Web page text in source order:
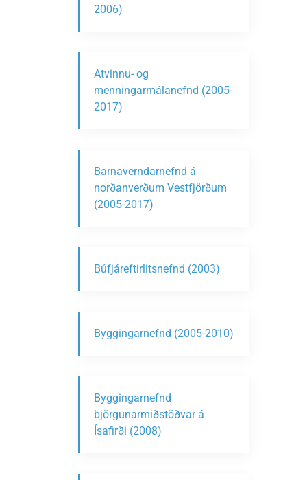
2006)
Atvinnu- og
menningarmálanefnd (2005-
2017)
Barnaverndarnefnd á
norðanverðum Vestfjörðum
(2005-2017)
Búfjáreftirlitsnefnd (2003)
Byggingarnefnd (2005-2010)
Byggingarnefnd
björgunarmiðstöðvar á
Ísafirði (2008)